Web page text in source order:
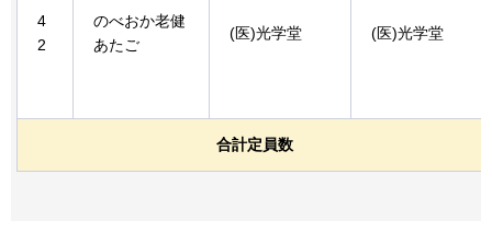
4
2
のべおか老健
あたご
(医)光学堂 (医)光学堂
合計定員数